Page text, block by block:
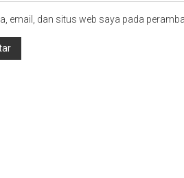
email, dan situs web saya pada